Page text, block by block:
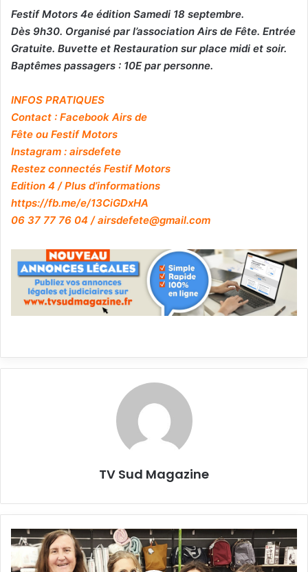
Festif Motors 4e édition Samedi 18 septembre.
Dès 9h30. Organisé par l’association Airs de Fête. Entrée
Gratuite. Buvette et Restauration sur place midi et soir.
Baptêmes passagers : 10E par personne.
INFOS PRATIQUES
Contact : Facebook Airs de
Fête ou Festif Motors
Instagram : airsdefete
Restez connectés Festif Motors
Edition 4 / Plus d’informations
https://fb.me/e/13CiGDxHA
06 37 77 76 04 / airsdefete@gmail.com
TV Sud Magazine
Les
Magasins
Autour